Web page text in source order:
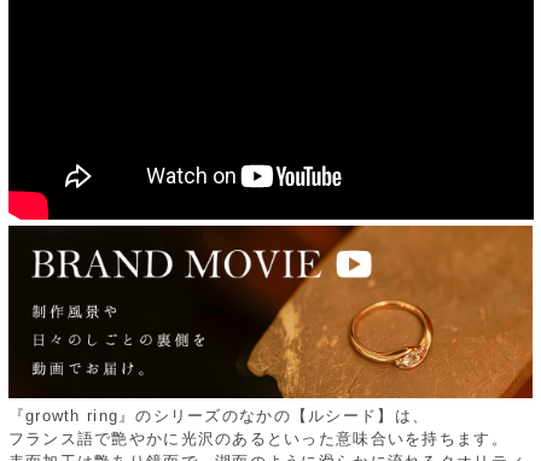
『growth ring』のシリーズのなかの【ルシード】は、
フランス語で艶やかに光沢のあるといった意味合いを持ちます。